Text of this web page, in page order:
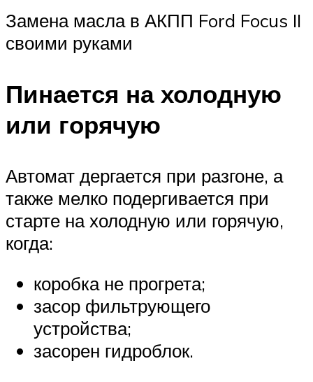
Замена масла в АКПП Ford Focus II
своими руками
Пинается на холодную
или горячую
Автомат дергается при разгоне, а
также мелко подергивается при
старте на холодную или горячую,
когда:
коробка не прогрета;
засор фильтрующего
устройства;
засорен гидроблок.